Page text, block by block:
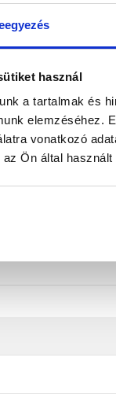
használ
a tartalmak és
elemzéséhez.
vonatkozó
Ön által
száradó,
az EN
Az 1 KS
megléte